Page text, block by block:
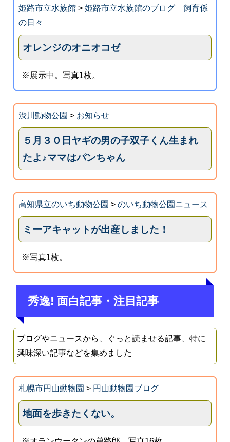
姫路市立水族館> 姫路市立水族館のブログ 飼育係
の日々
オレンジのオニオコゼ
※展示中。写真1枚。
渋川動物公園 > お知らせ
５月３０日ヤギの男の子双子くん生まれ
たよ♪ママはパンちゃん
高知県立のいち動物公園 > のいち動物公園ニュース
ミーアキャットが出産しました！
※写真1枚。
秀逸! 面白記事・注目記事
ブログやニュースから、ぐっと読ませる記事、特に
興味深い記事などを集めました
札幌市円山動物園 > 円山動物園ブログ
地面を歩きたくない。